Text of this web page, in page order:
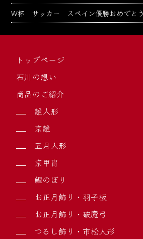
W杯 サッカー スペイン優勝おめでとう
トップページ
石川の想い
商品のご紹介
雛人形
京雛
五月人形
京甲冑
鯉のぼり
お正月飾り・羽子板
お正月飾り・破魔弓
つるし飾り・市松人形